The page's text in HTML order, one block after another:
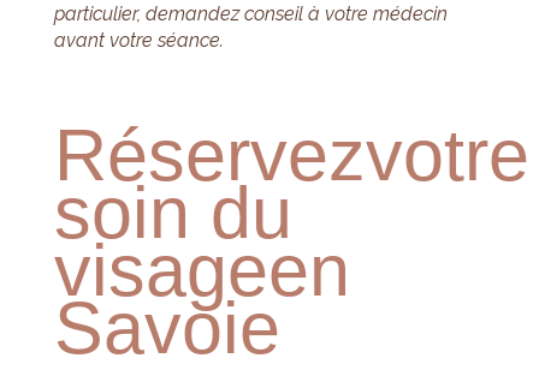
particulier, demandez conseil à votre médecin
avant votre séance.
Réservezvotre
soin du
visageen
Savoie